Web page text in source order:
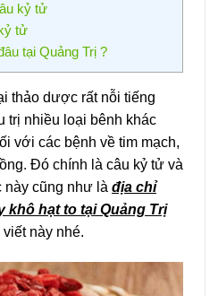
kỷ tử
tử
tại Quảng Trị ?
thảo dược rất nỗi tiếng
trị nhiều loại bênh khác
với các bệnh về tim mạch,
Đó chính là câu kỷ tử và
này cũng như là địa chỉ
khô hạt to tại Quảng Trị
này nhé.